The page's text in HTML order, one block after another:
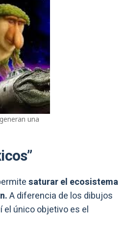
una
saturar el ecosistema
A diferencia de los dibujos
el único objetivo es el